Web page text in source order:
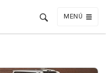
MENÚ